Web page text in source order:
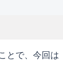
とで、今回は